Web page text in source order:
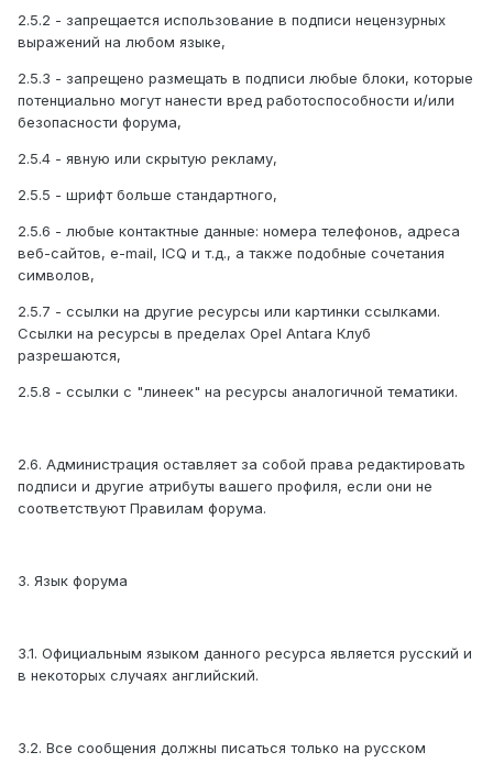
2.5.2 - запрещается использование в подписи нецензурных
выражений на любом языке,
2.5.3 - запрещено размещать в подписи любые блоки, которые
потенциально могут нанести вред работоспособности и/или
безопасности форума,
2.5.4 - явную или скрытую рекламу,
2.5.5 - шрифт больше стандартного,
2.5.6 - любые контактные данные: номера телефонов, адреса
веб-сайтов, e-mail, ICQ и т.д., а также подобные сочетания
символов,
2.5.7 - ссылки на другие ресурсы или картинки ссылками.
Ссылки на ресурсы в пределах Opel Antara Клуб
разрешаются,
2.5.8 - ссылки с "линеек" на ресурсы аналогичной тематики.
2.6. Администрация оставляет за собой права редактировать
подписи и другие атрибуты вашего профиля, если они не
соответствуют Правилам форума.
3. Язык форума
3.1. Официальным языком данного ресурса является русский и
в некоторых случаях английский.
3.2. Все сообщения должны писаться только на русском